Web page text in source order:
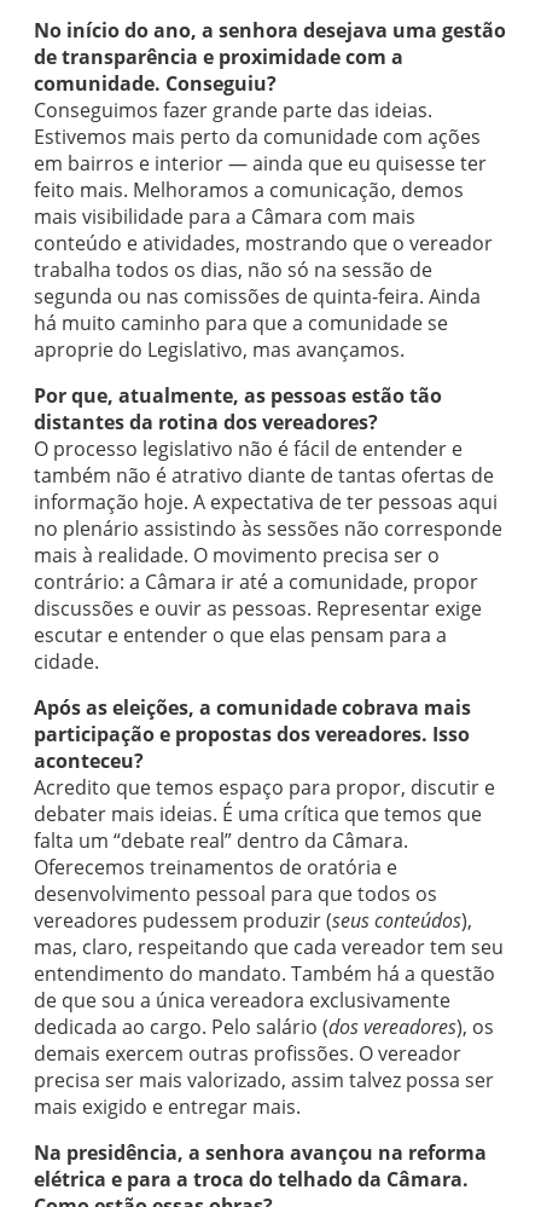
No início do ano, a senhora desejava uma gestão
de transparência e proximidade com a
comunidade. Conseguiu?
Conseguimos fazer grande parte das ideias.
Estivemos mais perto da comunidade com ações
em bairros e interior — ainda que eu quisesse ter
feito mais. Melhoramos a comunicação, demos
mais visibilidade para a Câmara com mais
conteúdo e atividades, mostrando que o vereador
trabalha todos os dias, não só na sessão de
segunda ou nas comissões de quinta-feira. Ainda
há muito caminho para que a comunidade se
aproprie do Legislativo, mas avançamos.
Por que, atualmente, as pessoas estão tão
distantes da rotina dos vereadores?
O processo legislativo não é fácil de entender e
também não é atrativo diante de tantas ofertas de
informação hoje. A expectativa de ter pessoas aqui
no plenário assistindo às sessões não corresponde
mais à realidade. O movimento precisa ser o
contrário: a Câmara ir até a comunidade, propor
discussões e ouvir as pessoas. Representar exige
escutar e entender o que elas pensam para a
cidade.
Após as eleições, a comunidade cobrava mais
participação e propostas dos vereadores. Isso
aconteceu?
Acredito que temos espaço para propor, discutir e
debater mais ideias. É uma crítica que temos que
falta um “debate real” dentro da Câmara.
Oferecemos treinamentos de oratória e
desenvolvimento pessoal para que todos os
vereadores pudessem produzir (seus conteúdos),
mas, claro, respeitando que cada vereador tem seu
entendimento do mandato. Também há a questão
de que sou a única vereadora exclusivamente
dedicada ao cargo. Pelo salário (dos vereadores), os
demais exercem outras profissões. O vereador
precisa ser mais valorizado, assim talvez possa ser
mais exigido e entregar mais.
Na presidência, a senhora avançou na reforma
elétrica e para a troca do telhado da Câmara.